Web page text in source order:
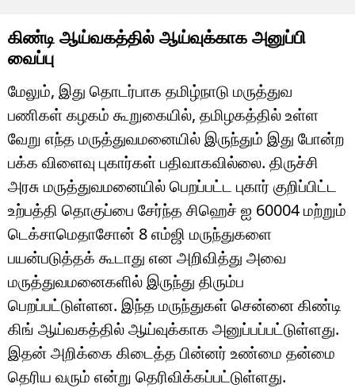
கிண்டி ஆய்வகத்தில் ஆய்வுக்காக அனுப்பி
வைப்பு
மேலும், இது தொடர்பாக தமிழ்நாடு மருத்துவ
பணிகள் கழகம் கூறுகையில், தமிழகத்தில் உள்ள
வேறு எந்த மருத்துவமனையில் இருந்தும் இது போன்ற
பக்க விளைவு புகார்கள் பதிவாகவில்லை. திருச்சி
அரசு மருத்துவமனையில் பெறப்பட்ட புகார் குறிப்பிட்ட
உற்பத்தி தொகுப்பை சேர்ந்த சிஹெச் ஐ 60004 மற்றும்
டெக்சாமெதாசோன் 8 எம்ஜி மருந்துகளை
பயன்படுத்தக் கூடாது என அறிவித்து அவை
மருத்துவமனைகளில் இருந்து திரும்ப
பெறப்பட்டுள்ளன. இந்த மருந்துகள் சென்னை கிண்டி
கிங் ஆய்வகத்தில் ஆய்வுக்காக அனுப்பப்பட்டுள்ளது.
இதன் அறிக்கை கிடைத்த பின்னர் உண்மை தன்மை
தெரிய வரும் என்று தெரிவிக்கப்பட்டுள்ளது.